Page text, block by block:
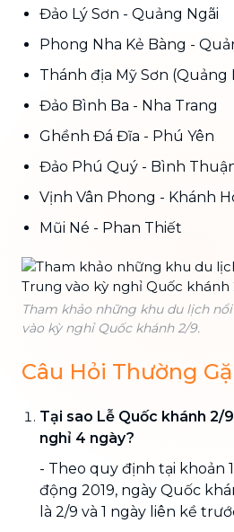
Đảo Lý Sơn - Quảng Ngãi
Phong Nha Kẻ Bàng -
Thánh địa Mỹ Sơn (Quảng
Đảo Bình Ba - Nha Trang
Ghềnh Đá Đĩa - Phú Yên
Đảo Phú Quý - Bình
Vịnh Vân Phong - Khánh
Mũi Né - Phan Thiết
Tham khảo những khu du lịch
vào kỳ nghỉ Quốc khánh 2/9.
Câu Hỏi Thường
Tại sao Lễ Quốc khánh 2/
nghỉ 4 ngày?
- Theo quy định tại khoản
động 2019, ngày Quốc
là 2/9 và 1 ngày liên kề